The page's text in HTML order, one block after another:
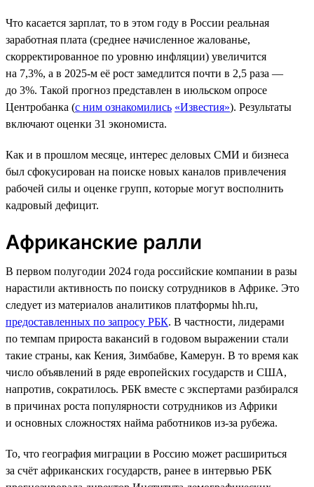
Что касается зарплат, то в этом году в России реальная
заработная плата (среднее начисленное жалованье,
скорректированное по уровню инфляции) увеличится
на 7,3%, а в 2025-м её рост замедлится почти в 2,5 раза —
до 3%. Такой прогноз представлен в июльском опросе
Центробанка (с ним ознакомились «Известия»). Результаты
включают оценки 31 экономиста.
Как и в прошлом месяце, интерес деловых СМИ и бизнеса
был сфокусирован на поиске новых каналов привлечения
рабочей силы и оценке групп, которые могут восполнить
кадровый дефицит.
Африканские ралли
В первом полугодии 2024 года российские компании в разы
нарастили активность по поиску сотрудников в Африке. Это
следует из материалов аналитиков платформы hh.ru,
предоставленных по запросу РБК. В частности, лидерами
по темпам прироста вакансий в годовом выражении стали
такие страны, как Кения, Зимбабве, Камерун. В то время как
число объявлений в ряде европейских государств и США,
напротив, сократилось. РБК вместе с экспертами разбирался
в причинах роста популярности сотрудников из Африки
и основных сложностях найма работников из-за рубежа.
То, что география миграции в Россию может расшириться
за счёт африканских государств, ранее в интервью РБК